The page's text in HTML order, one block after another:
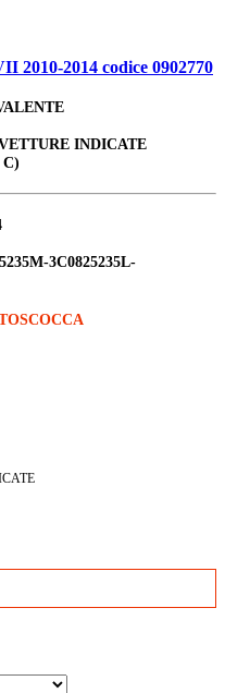
2010-2014 codice 0902770
INDICATE
C)
3C0825235L-